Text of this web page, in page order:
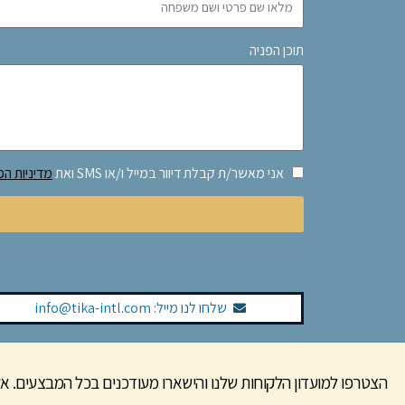
תוכן הפניה
אני מאשר/ת קבלת דיוור במייל ו/או SMS ואת מדיניות
שלחו לנו מייל: info@tika-intl.com
הצטרפו למועדון הלקוחות שלנו והישארו מעודכנים בכל המבצעים.